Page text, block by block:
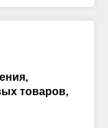
товаров,